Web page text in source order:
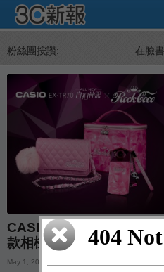
粉絲團按讚: 在臉
CASIO×ROCKCOCO 跨
款相機 TR70 登場
May 1, 2016 by